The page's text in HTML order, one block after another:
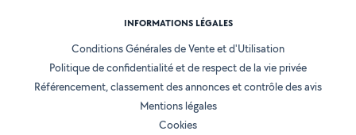
INFORMATIONS LÉGALES
Conditions Générales de Vente et d'Utilisation
Politique de confidentialité et de respect de la vie privée
Référencement, classement des annonces et contrôle des avis
Mentions légales
Cookies